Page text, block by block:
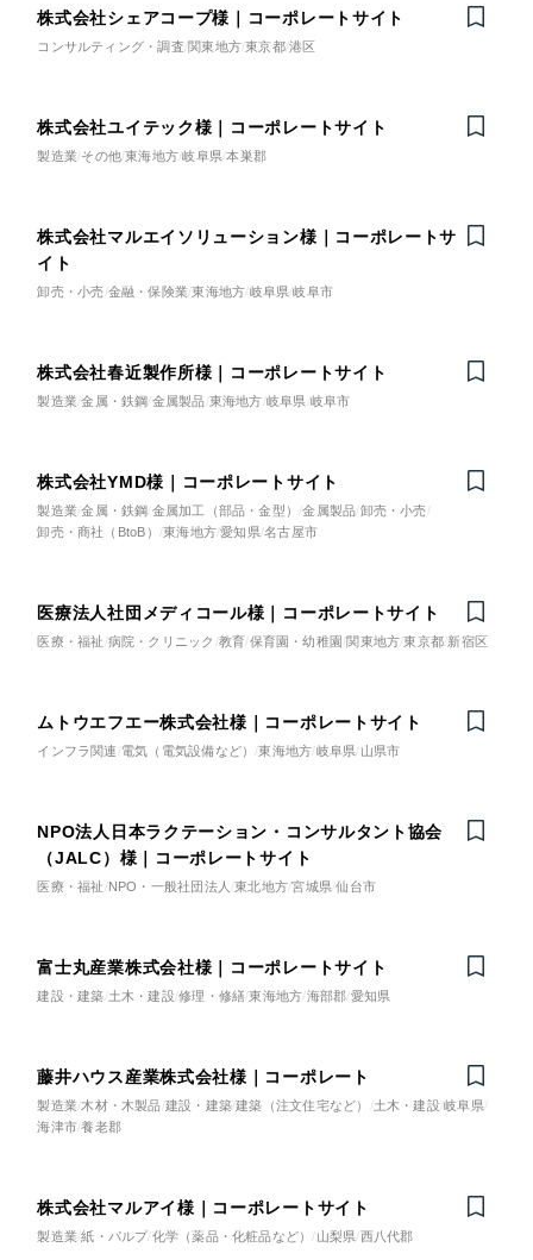
Nominee
株式会社シェアコープ様｜コーポレートサイト
コンサルティング・調査 関東地方 東京都 港区
Honorabl
e
Ment
i
on
株式会社ユイテック様｜コーポレートサイト
製造業 その他 東海地方 岐阜県 本巣郡
株式会社マルエイソリューション様｜コーポレートサ
イト
卸売・小売 金融・保険業 東海地方 岐阜県 岐阜市
株式会社春近製作所様｜コーポレートサイト
製造業 金属・鉄鋼 金属製品 東海地方 岐阜県 岐阜市
株式会社YMD様｜コーポレートサイト
製造業 金属・鉄鋼 金属加工（部品・金型） 金属製品 卸売・小売
卸売・商社（BtoB）
東海地方 愛知県 名古屋市
Nominee
医療法人社団メディコール様｜コーポレートサイト
医療・福祉 病院・クリニック 教育 保育園・幼稚園 関東地方 東京都 新宿区
ムトウエフエー株式会社様｜コーポレートサイト
インフラ関連 電気（電気設備など） 東海地方 岐阜県 山県市
NPO法人日本ラクテーション・コンサルタント協会
（JALC）様｜コーポレートサイト
医療・福祉 NPO・一般社団法人 東北地方 宮城県 仙台市
富士丸産業株式会社様｜コーポレートサイト
建設・建築 土木・建設 修理・修繕 東海地方 海部郡 愛知県
藤井ハウス産業株式会社様｜コーポレート
製造業 木材・木製品 建設・建築 建築（注文住宅など） 土木・建設 岐阜県
海津市 養老郡
株式会社マルアイ様｜コーポレートサイト
製造業 紙・パルプ 化学（薬品・化粧品など） 山梨県 西八代郡